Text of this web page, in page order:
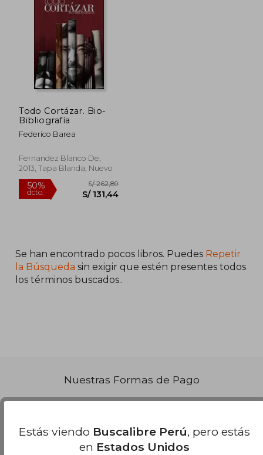
Todo Cortázar. Bio-
Bibliografía
Federico Barea
Fernandez Blanco De,
2013, Tapa Blanda, Nuevo
50%
dcto.
S/ 262,89
S/ 131,44
Se han encontrado pocos libros. Puedes Repetir
la Búsqueda sin exigir que estén presentes todos
los términos buscados..
Nuestras Formas de Pago
Estás viendo Buscalibre Perú, pero estás
en Estados Unidos